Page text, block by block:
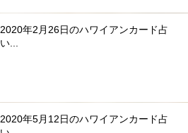
2020年2月26日のハワイアンカード占
い...
2020年5月12日のハワイアンカード占